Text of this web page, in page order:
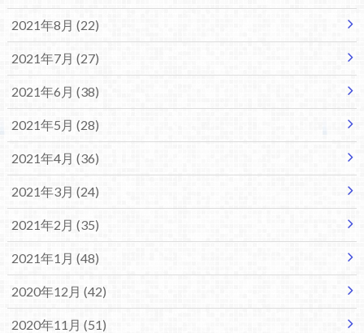
2021年8月 (22)
2021年7月 (27)
2021年6月 (38)
2021年5月 (28)
2021年4月 (36)
2021年3月 (24)
2021年2月 (35)
2021年1月 (48)
2020年12月 (42)
2020年11月 (51)